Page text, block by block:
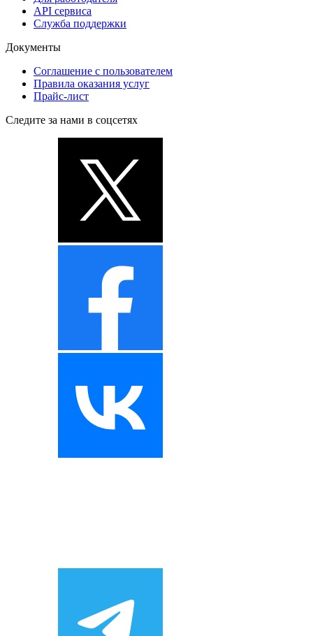
API сервиса
Служба поддержки
Документы
Соглашение с пользователем
Правила оказания услуг
Прайс-лист
Следите за нами в соцсетях